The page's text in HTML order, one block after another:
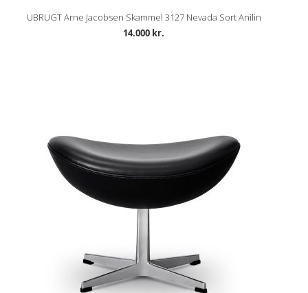
UBRUGT Arne Jacobsen Skammel 3127 Nevada Sort Anilin
14.000 kr.